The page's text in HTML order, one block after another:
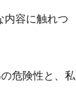
内容に触れつ
危険性と、私